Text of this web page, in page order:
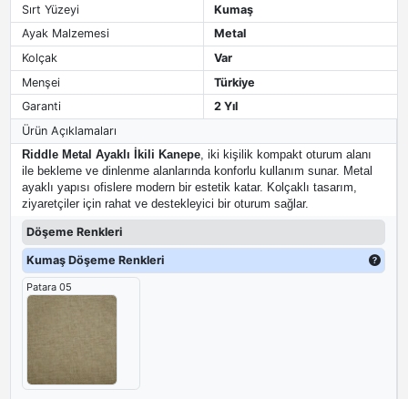
Sırt Yüzeyi
Kumaş
Ayak Malzemesi
Metal
Kolçak
Var
Menşei
Türkiye
Garanti
2 Yıl
Ürün Açıklamaları
Riddle Metal Ayaklı İkili Kanepe, iki kişilik kompakt oturum alanı
ile bekleme ve dinlenme alanlarında konforlu kullanım sunar. Metal
ayaklı yapısı ofislere modern bir estetik katar. Kolçaklı tasarım,
ziyaretçiler için rahat ve destekleyici bir oturum sağlar.
Döşeme Renkleri
Kumaş Döşeme Renkleri
Patara 05